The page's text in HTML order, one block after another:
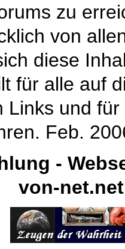
zu
von
diese
für alle auf
Links und
Feb.
-
von-net.net